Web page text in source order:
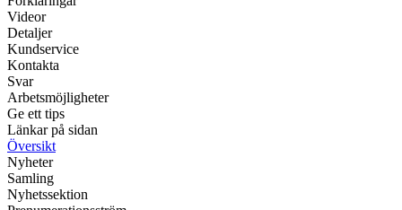
Videor
Detaljer
Kundservice
Kontakta
Svar
Arbetsmöjligheter
Ge ett tips
Länkar på sidan
Översikt
Nyheter
Samling
Nyhetssektion